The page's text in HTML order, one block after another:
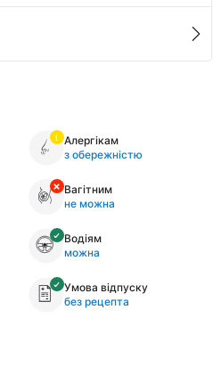
Алергікам
з обережністю
Вагітним
не можна
Водіям
можна
Умова відпуску
без рецепта